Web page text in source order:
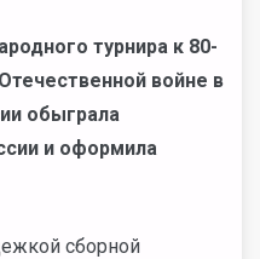
турнира к 80-
войне в
обыграла
и оформила
сборной